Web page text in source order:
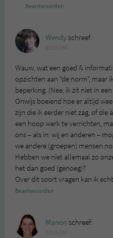
Beantwoorden
Wendyschreef:
Wauw, wat een goed &
opzichten aan “de norm”, maar
beperking. (Nee, ik zit niet in
Onwijs boeiend hoe er altijd
zijn die ik eerder niet zag, of die
een hoop werk te verrichten,
ons – als in: wij en anderen –
we andere (groepen) mensen
Hebben we niet allemaal zo
het dan goed (genoeg)?
Over dit soort vragen kan ik
Beantwoorden
Manon schreef: